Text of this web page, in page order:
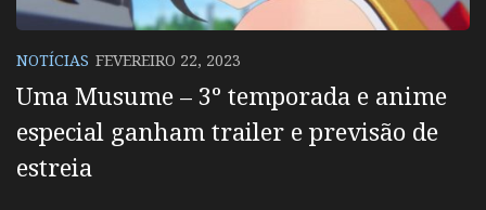
NOTÍCIAS FEVEREIRO 22, 2023
Uma Musume – 3º temporada e anime
especial ganham trailer e previsão de
estreia